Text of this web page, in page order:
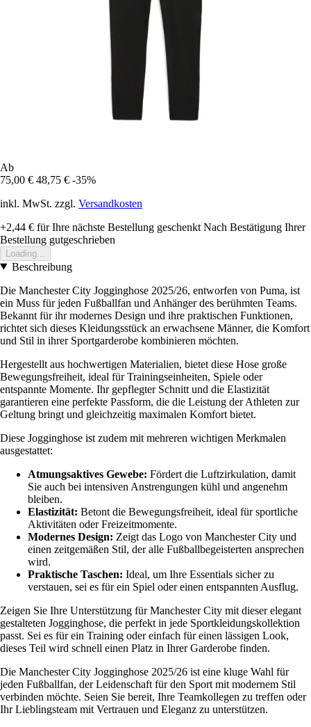
Ab
75,00 € 48,75 € -35%
inkl. MwSt. zzgl. Versandkosten
+2,44 € für Ihre nächste Bestellung geschenkt Nach Bestätigung Ihrer
Bestellung gutgeschrieben
Loading...
Beschreibung
Die Manchester City Jogginghose 2025/26, entworfen von Puma, ist
ein Muss für jeden Fußballfan und Anhänger des berühmten Teams.
Bekannt für ihr modernes Design und ihre praktischen Funktionen,
richtet sich dieses Kleidungsstück an erwachsene Männer, die Komfort
und Stil in ihrer Sportgarderobe kombinieren möchten.
Hergestellt aus hochwertigen Materialien, bietet diese Hose große
Bewegungsfreiheit, ideal für Trainingseinheiten, Spiele oder
entspannte Momente. Ihr gepflegter Schnitt und die Elastizität
garantieren eine perfekte Passform, die die Leistung der Athleten zur
Geltung bringt und gleichzeitig maximalen Komfort bietet.
Diese Jogginghose ist zudem mit mehreren wichtigen Merkmalen
ausgestattet:
Atmungsaktives Gewebe: Fördert die Luftzirkulation, damit
Sie auch bei intensiven Anstrengungen kühl und angenehm
bleiben.
Elastizität: Betont die Bewegungsfreiheit, ideal für sportliche
Aktivitäten oder Freizeitmomente.
Modernes Design: Zeigt das Logo von Manchester City und
einen zeitgemäßen Stil, der alle Fußballbegeisterten ansprechen
wird.
Praktische Taschen: Ideal, um Ihre Essentials sicher zu
verstauen, sei es für ein Spiel oder einen entspannten Ausflug.
Zeigen Sie Ihre Unterstützung für Manchester City mit dieser elegant
gestalteten Jogginghose, die perfekt in jede Sportkleidungskollektion
passt. Sei es für ein Training oder einfach für einen lässigen Look,
dieses Teil wird schnell einen Platz in Ihrer Garderobe finden.
Die Manchester City Jogginghose 2025/26 ist eine kluge Wahl für
jeden Fußballfan, der Leidenschaft für den Sport mit modernem Stil
verbinden möchte. Seien Sie bereit, Ihre Teamkollegen zu treffen oder
Ihr Lieblingsteam mit Vertrauen und Eleganz zu unterstützen.